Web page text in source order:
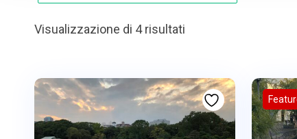
Visualizzazione di 4 risultati